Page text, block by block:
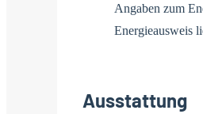
Angaben zum
Energieausweis
Ausstattung